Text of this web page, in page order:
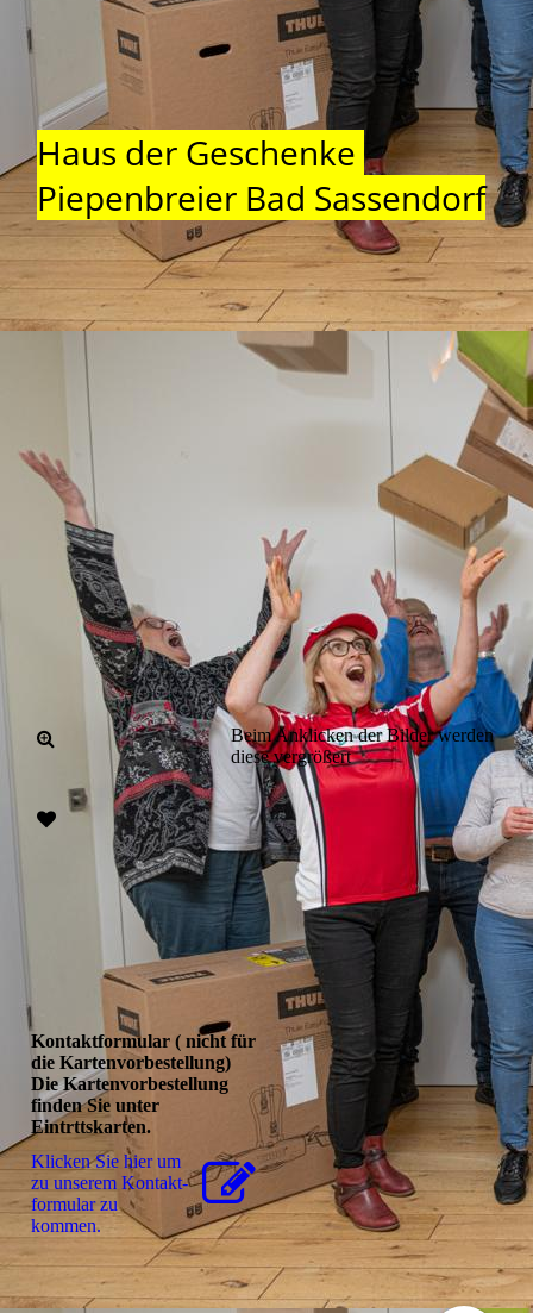
Haus der Geschenke
Piepenbreier Bad Sassendorf
Beim Anklicken der Bilder werden
diese vergrößert
Kontaktformular ( nicht für
die Kartenvorbestellung)
Die Kartenvorbestellung
finden Sie unter
Eintrttskarten.
Klicken Sie hier um
zu unserem Kon­takt­
for­mu­lar zu
kommen.